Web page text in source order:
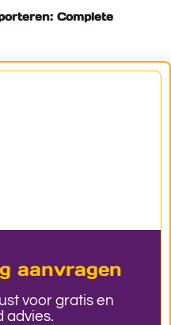
Complete
aanvragen
voor gratis en
advies.